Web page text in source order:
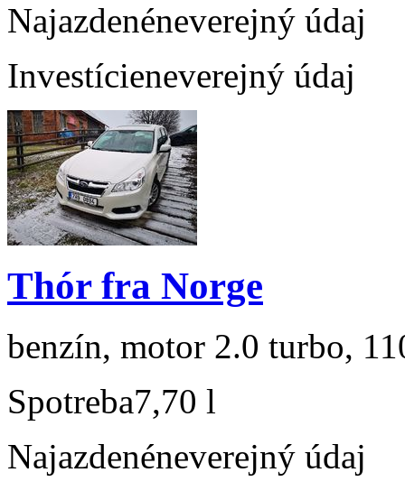
Najazdenéneverejný údaj
Investícieneverejný údaj
Thór fra Norge
benzín, motor 2.0 turbo,
Spotreba7,70 l
Najazdenéneverejný údaj